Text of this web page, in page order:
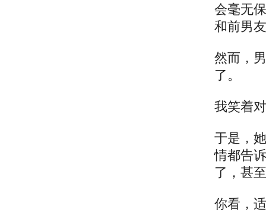
会毫无
和前男
然而，
了。
我笑着
于是，
情都告
了，甚
你看，